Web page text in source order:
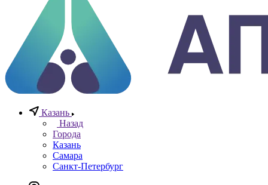
+7 (812) 640-40-13
По всем вопросам
8 800 777 20 78
Отдел неразрушающего контроля
+7 965 786 38 77
Отдел контрольно измерительных приборов
Заказать звонок
0
0